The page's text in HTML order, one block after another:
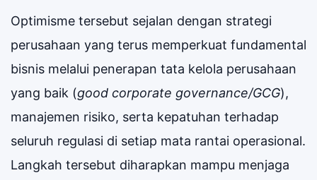
Optimisme tersebut sejalan dengan strategi
perusahaan yang terus memperkuat fundamental
bisnis melalui penerapan tata kelola perusahaan
yang baik (good corporate governance/GCG),
manajemen risiko, serta kepatuhan terhadap
seluruh regulasi di setiap mata rantai operasional.
Langkah tersebut diharapkan mampu menjaga